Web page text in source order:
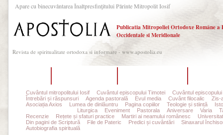
Apare cu binecuvântarea Înaltpresfinţitului Părinte Mitropolit Iosif
Publicatia Mitropoliei Ortodoxe Române a
Occidentale si Meridionale
Revista de spiritualitate ortodoxa si informare - www.apostolia.eu
Cuvântul mitropolitului Iosif Cuvântul episcopului Timotei
Cuvântul episcopului
Întrebări și răspunsuri
Agenda pastorală Evul media Cuvânt filocalic
Zis-
Asociația Axios
Lumea de dinlăuntru Pagina copiilor Teologie și stiință
Liturgica Eveniment Pastorala Aniversare Varia
Recenzie
Rețete și sfaturi practice Martiri ai neamului românesc
Din pagini de Scriptură
File de Pateric Predici și cuvântări
Sinaxarul
Autobiografia spirituală